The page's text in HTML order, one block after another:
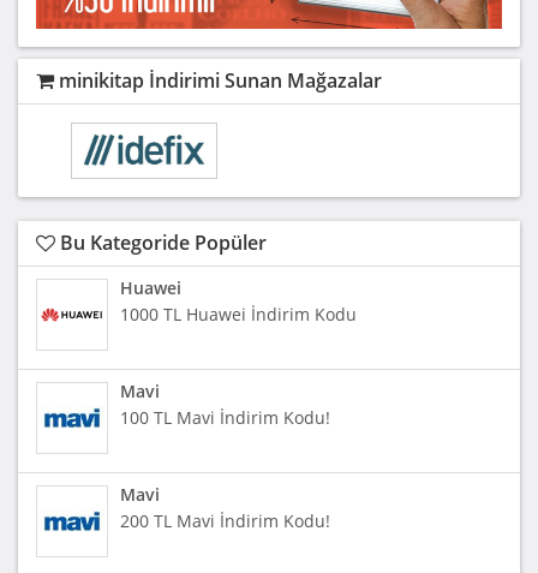
minikitap İndirimi Sunan Mağazalar
Bu Kategoride Popüler
Huawei
1000 TL Huawei İndirim Kodu
Mavi
100 TL Mavi İndirim Kodu!
Mavi
200 TL Mavi İndirim Kodu!